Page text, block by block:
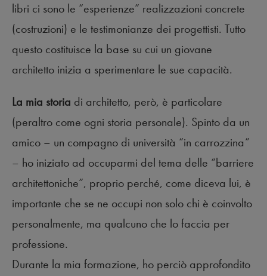
libri ci sono le “esperienze” realizzazioni concrete
(costruzioni) e le testimonianze dei progettisti. Tutto
questo costituisce la base su cui un giovane
architetto inizia a sperimentare le sue capacità.
La mia storia di architetto, però, è particolare
(peraltro come ogni storia personale). Spinto da un
amico – un compagno di università “in carrozzina”
– ho iniziato ad occuparmi del tema delle “barriere
architettoniche”, proprio perché, come diceva lui, è
importante che se ne occupi non solo chi è coinvolto
personalmente, ma qualcuno che lo faccia per
professione.
Durante la mia formazione, ho perciò approfondito